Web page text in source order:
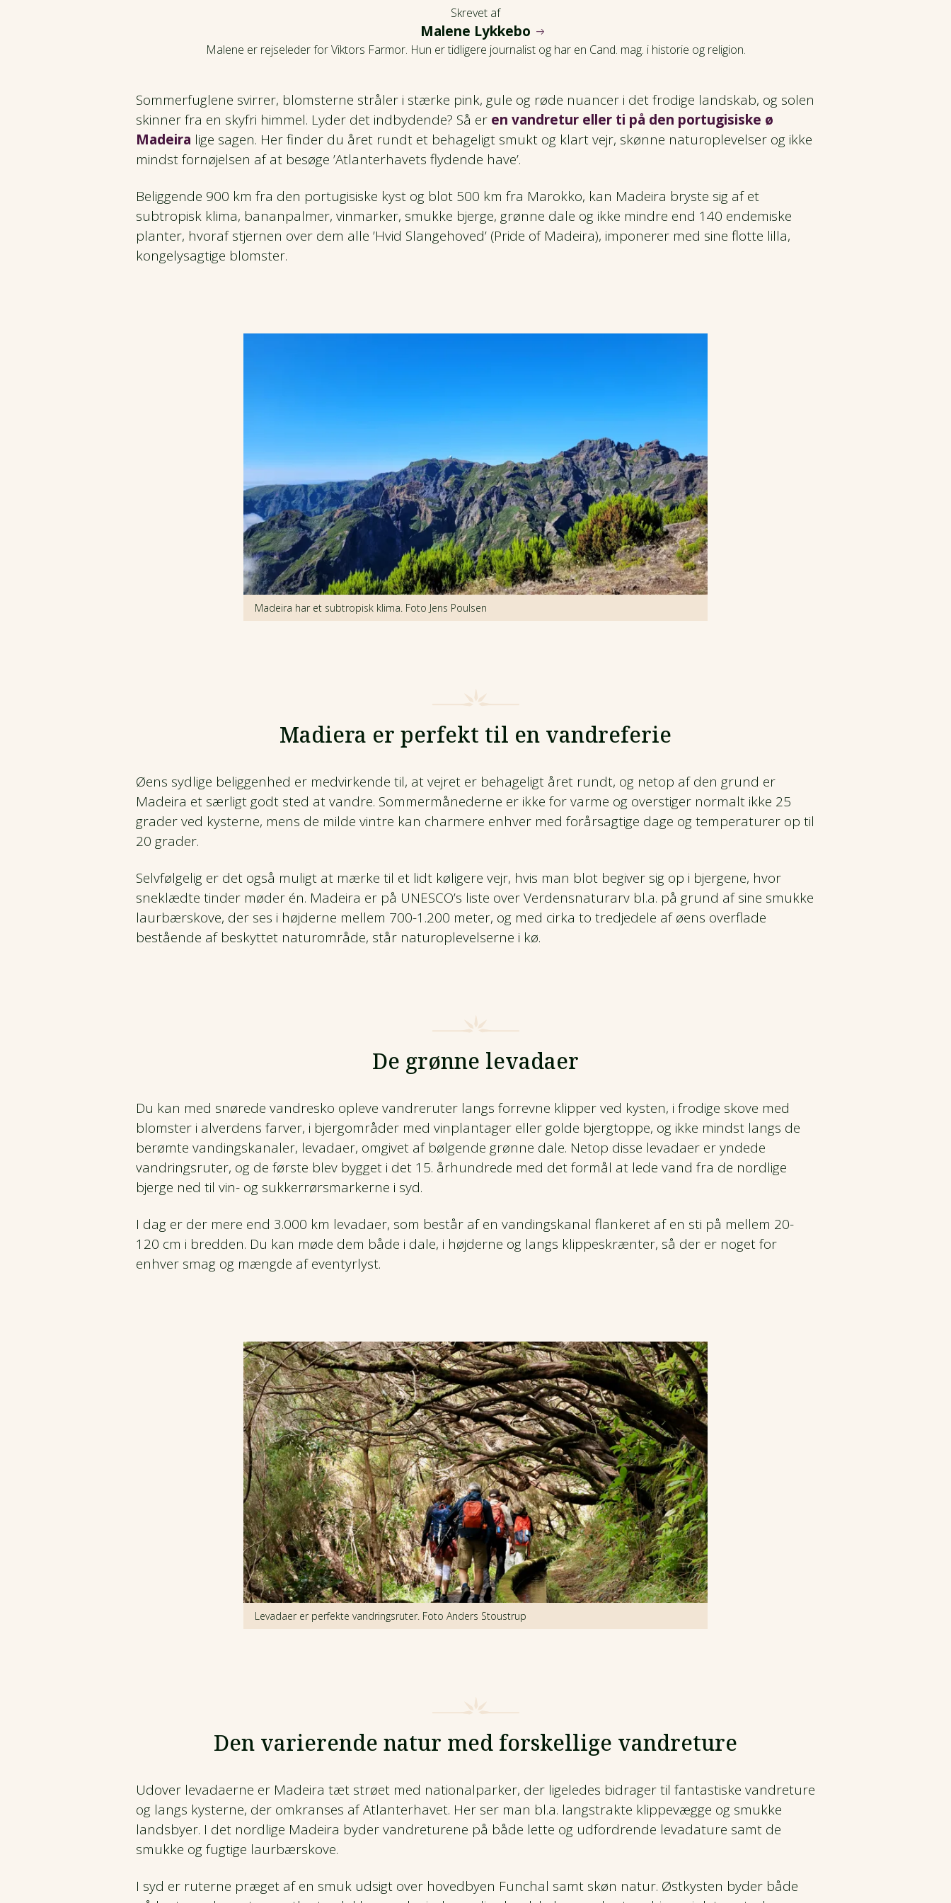
Skrevet af
Malene Lykkebo
Malene er rejseleder for Viktors Farmor. Hun er tidligere journalist og har en Cand. mag. i historie og religion.
Sommerfuglene svirrer, blomsterne stråler i stærke pink, gule og røde nuancer i det frodige landskab, og solen
skinner fra en skyfri himmel. Lyder det indbydende? Så er en vandretur eller ti på den portugisiske ø
Madeira lige sagen. Her finder du året rundt et behageligt smukt og klart vejr, skønne naturoplevelser og ikke
mindst fornøjelsen af at besøge ’Atlanterhavets flydende have’.
Beliggende 900 km fra den portugisiske kyst og blot 500 km fra Marokko, kan Madeira bryste sig af et
subtropisk klima, bananpalmer, vinmarker, smukke bjerge, grønne dale og ikke mindre end 140 endemiske
planter, hvoraf stjernen over dem alle ’Hvid Slangehoved’ (Pride of Madeira), imponerer med sine flotte lilla,
kongelysagtige blomster.
Madeira har et subtropisk klima. Foto Jens Poulsen
Madiera er perfekt til en vandreferie
Øens sydlige beliggenhed er medvirkende til, at vejret er behageligt året rundt, og netop af den grund er
Madeira et særligt godt sted at vandre. Sommermånederne er ikke for varme og overstiger normalt ikke 25
grader ved kysterne, mens de milde vintre kan charmere enhver med forårsagtige dage og temperaturer op til
20 grader.
Selvfølgelig er det også muligt at mærke til et lidt køligere vejr, hvis man blot begiver sig op i bjergene, hvor
sneklædte tinder møder én. Madeira er på UNESCO’s liste over Verdensnaturarv bl.a. på grund af sine smukke
laurbærskove, der ses i højderne mellem 700-1.200 meter, og med cirka to tredjedele af øens overflade
bestående af beskyttet naturområde, står naturoplevelserne i kø.
De grønne levadaer
Du kan med snørede vandresko opleve vandreruter langs forrevne klipper ved kysten, i frodige skove med
blomster i alverdens farver, i bjergområder med vinplantager eller golde bjergtoppe, og ikke mindst langs de
berømte vandingskanaler, levadaer, omgivet af bølgende grønne dale. Netop disse levadaer er yndede
vandringsruter, og de første blev bygget i det 15. århundrede med det formål at lede vand fra de nordlige
bjerge ned til vin- og sukkerrørsmarkerne i syd.
I dag er der mere end 3.000 km levadaer, som består af en vandingskanal flankeret af en sti på mellem 20-
120 cm i bredden. Du kan møde dem både i dale, i højderne og langs klippeskrænter, så der er noget for
enhver smag og mængde af eventyrlyst.
Levadaer er perfekte vandringsruter. Foto Anders Stoustrup
Den varierende natur med forskellige vandreture
Udover levadaerne er Madeira tæt strøet med nationalparker, der ligeledes bidrager til fantastiske vandreture
og langs kysterne, der omkranses af Atlanterhavet. Her ser man bl.a. langstrakte klippevægge og smukke
landsbyer. I det nordlige Madeira byder vandreturene på både lette og udfordrende levadature samt de
smukke og fugtige laurbærskove.
I syd er ruterne præget af en smuk udsigt over hovedbyen Funchal samt skøn natur. Østkysten byder både